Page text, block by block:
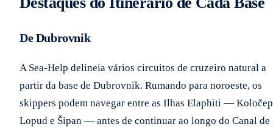
De Dubrovnik
A Sea-Help delineia vários circuitos de cruzeiro natural a
partir da base de Dubrovnik. Rumando para noroeste, os
skippers podem navegar entre as Ilhas Elaphiti —
Lopud e Šipan — antes de continuar ao longo do Canal de